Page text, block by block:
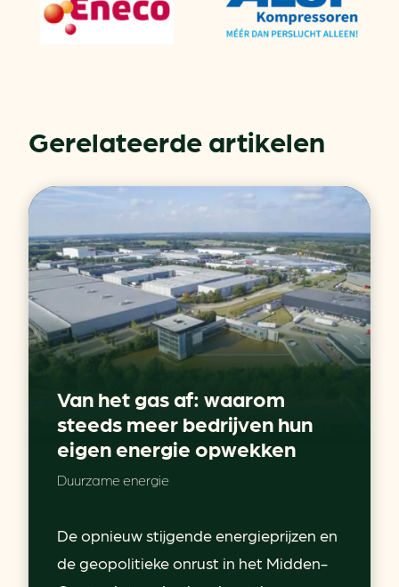
Gerelateerde artikelen
Van het gas af: waarom
steeds meer bedrijven hun
eigen energie opwekken
Duurzame energie
De opnieuw stijgende energieprijzen en
de geopolitieke onrust in het Midden-